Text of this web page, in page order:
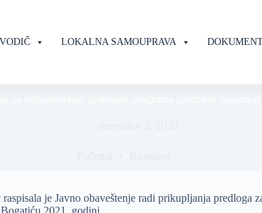
VODIČ LOKALNA SAMOUPRAVA
je Javno obaveštenje radi prikupljanja predloga